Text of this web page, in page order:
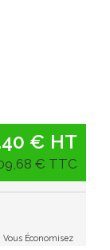
€ HT
€ TTC
Vous Économisez